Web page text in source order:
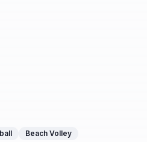
Beach Volley